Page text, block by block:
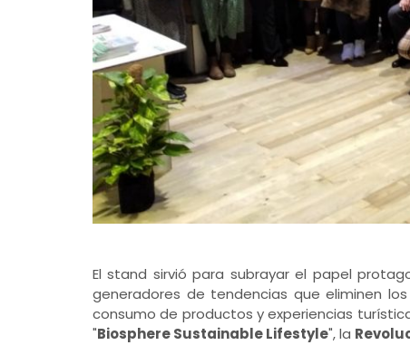
El stand sirvió para subrayar el papel
generadores de tendencias que eliminen
consumo de productos y experiencias
"Biosphere Sustainable Lifestyle", la